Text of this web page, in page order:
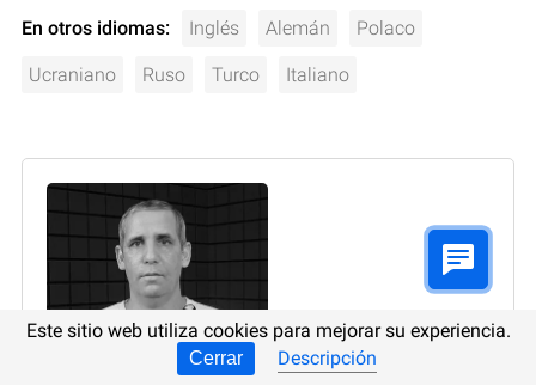
En otros idiomas: Inglés Alemán Polaco
Ucraniano Ruso Turco Italiano
Este sitio web utiliza cookies para mejorar su experiencia.
Cerrar Descripción